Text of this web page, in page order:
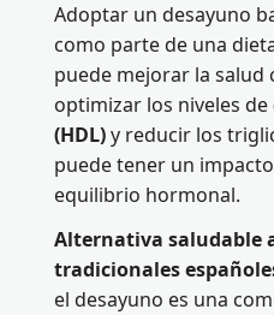
Adoptar un desayuno
como parte de una
puede mejorar la salud
optimizar los niveles de
(HDL)y reducir los
puede tener un
equilibrio hormonal.
Alternativa saludable
tradicionales
el desayuno es una